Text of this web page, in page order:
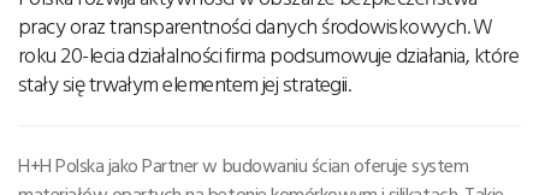
pracy oraz transparentności danych środowiskowych. W
roku 20-lecia działalności firma podsumowuje działania, które
stały się trwałym elementem jej strategii.
H+H Polska jako Partner w budowaniu ścian oferuje system